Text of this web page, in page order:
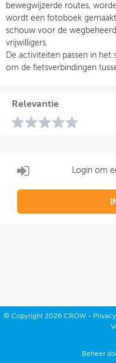
bewegwijzerde routes,
wordt een fotoboek
schouw voor de
vrijwilligers.
De activiteiten passen in
om de fietsverbindingen
Relevantie
Login om
© Copyright2026 CROW -
Beheer